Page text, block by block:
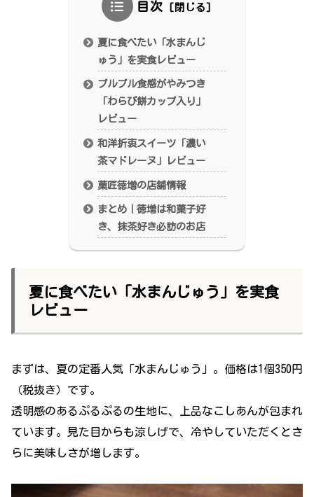
目次
夏に食べたい「水まんじ
ゅう」を実食レビュー
プルプル食感がやみつき
「わらび餅カップ入り」
レビュー
和洋折衷スイーツ「濃い
茶マドレーヌ」レビュー
菓匠徳増の店舗情報
まとめ｜徳増は和菓子好
き、抹茶好き必訪のお店
夏に食べたい「水まんじゅう」を実食
レビュー
まずは、夏の定番人気「水まんじゅう」。価格は1個350円
（税抜き）です。
透明感のあるぷるぷるの生地に、上品なこしあんが包まれ
ています。見た目からも涼しげで、冷やしていただくとさ
らに美味しさが増します。